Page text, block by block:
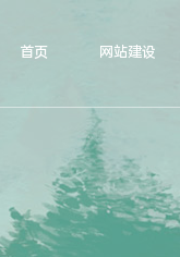
首页 网站建设